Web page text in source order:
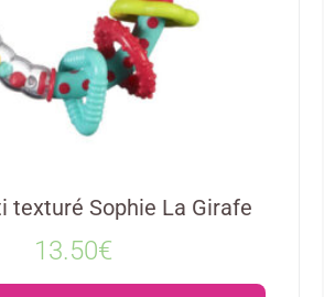
texturé Sophie La Girafe
13.50€